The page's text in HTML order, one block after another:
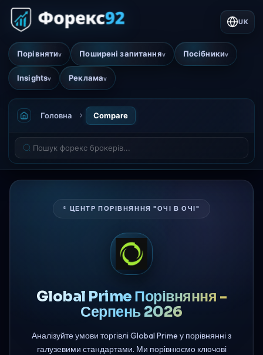
Порівнятиv Поширені запитанняv Посібникиv
Insightsv Рекламаv
UK
Головна Compare
* ЦЕНТР ПОРІВНЯННЯ "ОЧІ В ОЧІ"
Global Prime Порівняння -
Серпень 2026
Аналізуйте умови торгівлі Global Prime у порівнянні з
галузевими стандартами. Ми порівнюємо ключові